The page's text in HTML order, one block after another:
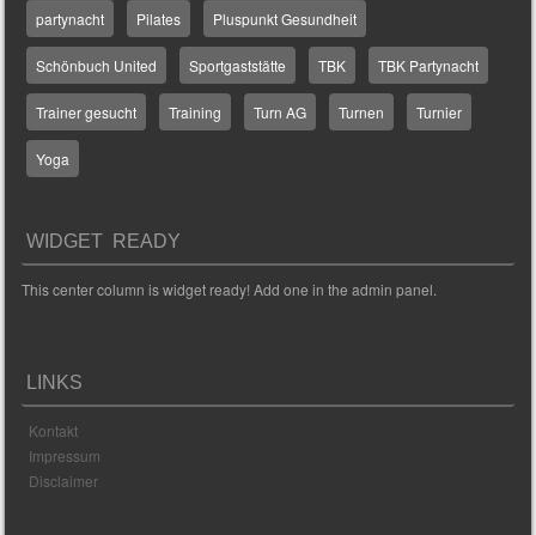
partynacht Pilates Pluspunkt Gesundheit
Schönbuch United Sportgaststätte TBK TBK Partynacht
Trainer gesucht Training Turn AG Turnen Turnier
Yoga
WIDGET READY
This center column is widget ready! Add one in the admin panel.
LINKS
Kontakt
Impressum
Disclaimer